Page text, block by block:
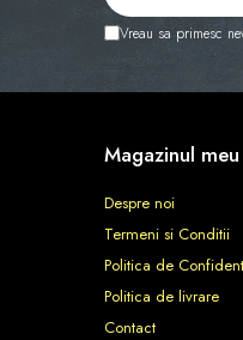
Vreau sa primesc
Magazinul meu
Despre noi
Termeni si Conditii
Politica de
Politica de livrare
Contact